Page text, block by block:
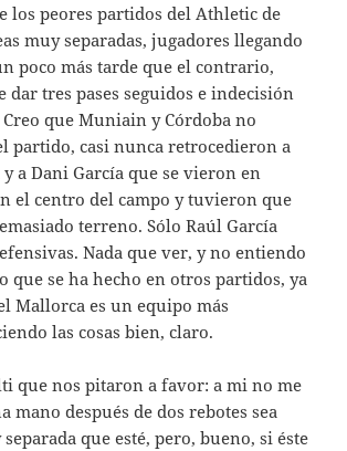
los peores partidos del Athletic de
muy separadas, jugadores llegando
poco más tarde que el contrario,
dar tres pases seguidos e indecisión
que Muniain y Córdoba no
partido, casi nunca retrocedieron a
a Dani García que se vieron en
el centro del campo y tuvieron que
terreno. Sólo Raúl García
Nada que ver, y no entiendo
que se ha hecho en otros partidos, ya
Mallorca es un equipo más
las cosas bien, claro.
que nos pitaron a favor: a mi no me
mano después de dos rebotes sea
que esté, pero, bueno, si éste